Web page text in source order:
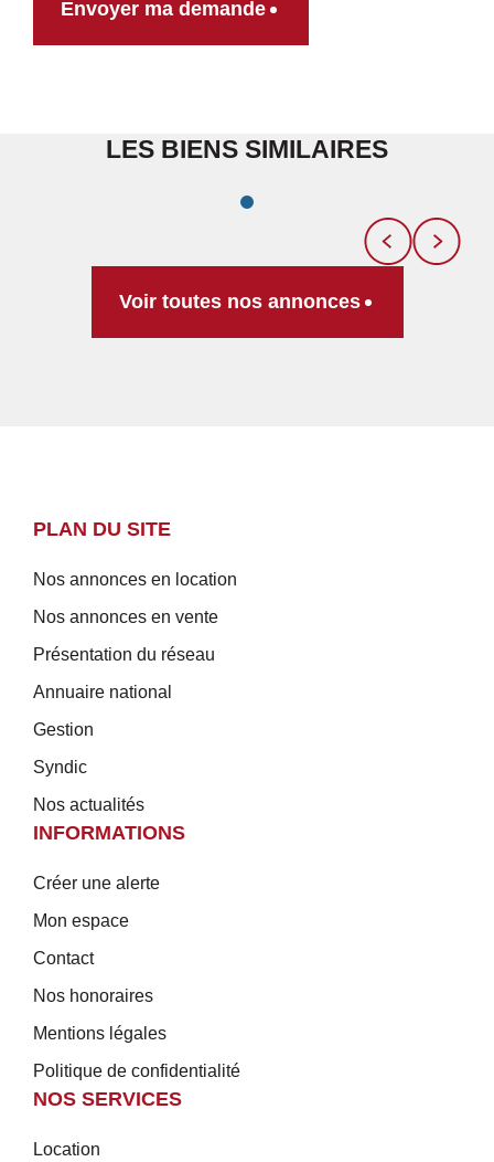
Envoyer ma demande
LES BIENS SIMILAIRES
Voir toutes nos annonces
PLAN DU SITE
Nos annonces en location
Nos annonces en vente
Présentation du réseau
Annuaire national
Gestion
Syndic
Nos actualités
INFORMATIONS
Créer une alerte
Mon espace
Contact
Nos honoraires
Mentions légales
Politique de confidentialité
NOS SERVICES
Location